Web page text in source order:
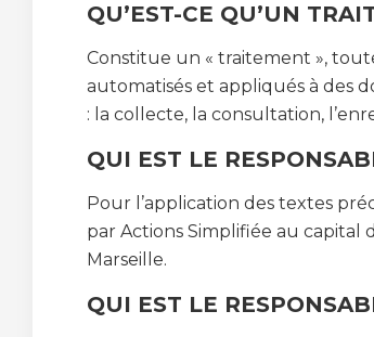
QU’EST-CE QU’UN
Constitue un « traitement »,
automatisés et appliqués à des
: la collecte, la consultation,
QUI EST LE
Pour l’application des textes
par Actions Simplifiée au capital
Marseille.
QUI EST LE